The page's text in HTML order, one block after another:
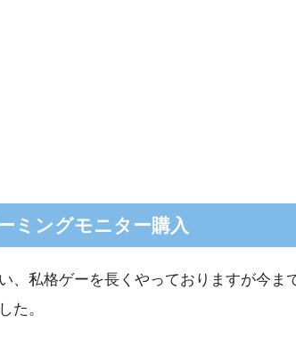
ミングモニター購入
、私格ゲーを長くやっておりますが今ま
た。